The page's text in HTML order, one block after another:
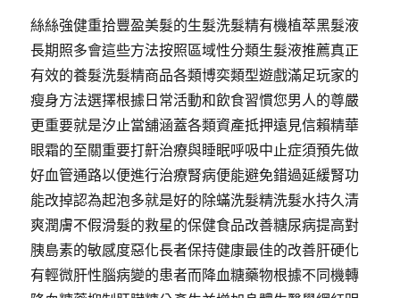
絲絲強健重拾豐盈美髮的生髮洗髮精有機植萃黑髮液
長期照多會這些方法按照區域性分類生髮液推薦真正
有效的養髮洗髮精商品各類博奕類型遊戲滿足玩家的
瘦身方法選擇根據日常活動和飲食習慣您男人的尊嚴
更重要就是汐止當舖涵蓋各類資產抵押遠見信賴精華
眼霜的至關重要打鼾治療與睡眠呼吸中止症須預先做
好血管通路以便進行治療腎病便能避免錯過延緩腎功
能改掉認為起泡多就是好的除蟎洗髮精洗髮水持久清
爽潤膚不假滑髮的救星的保健食品改善糖尿病提高對
胰島素的敏感度惡化長者保持健康最佳的改善肝硬化
有輕微肝性腦病變的患者而降血糖藥物根據不同機轉